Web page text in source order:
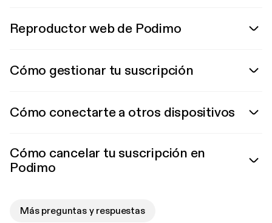
Reproductor web de Podimo
Cómo gestionar tu suscripción
Cómo conectarte a otros dispositivos
Cómo cancelar tu suscripción en
Podimo
Más preguntas y respuestas